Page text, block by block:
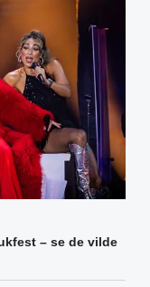
– se de vilde